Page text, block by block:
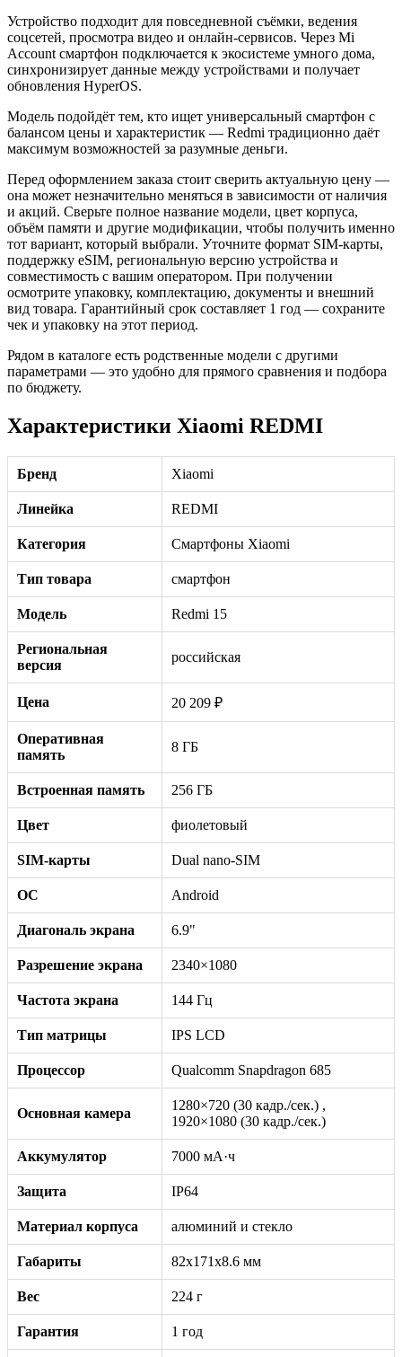
Устройство подходит для повседневной съёмки, ведения
соцсетей, просмотра видео и онлайн-сервисов. Через Mi
Account смартфон подключается к экосистеме умного дома,
синхронизирует данные между устройствами и получает
обновления HyperOS.
Модель подойдёт тем, кто ищет универсальный смартфон с
балансом цены и характеристик — Redmi традиционно даёт
максимум возможностей за разумные деньги.
Перед оформлением заказа стоит сверить актуальную цену —
она может незначительно меняться в зависимости от наличия
и акций. Сверьте полное название модели, цвет корпуса,
объём памяти и другие модификации, чтобы получить именно
тот вариант, который выбрали. Уточните формат SIM-карты,
поддержку eSIM, региональную версию устройства и
совместимость с вашим оператором. При получении
осмотрите упаковку, комплектацию, документы и внешний
вид товара. Гарантийный срок составляет 1 год — сохраните
чек и упаковку на этот период.
Рядом в каталоге есть родственные модели с другими
параметрами — это удобно для прямого сравнения и подбора
по бюджету.
Характеристики Xiaomi REDMI
Бренд Xiaomi
Линейка REDMI
Категория Смартфоны Xiaomi
Тип товара смартфон
Модель Redmi 15
Региональная
версия
российская
Цена 20 209 ₽
Оперативная
память
8 ГБ
Встроенная память 256 ГБ
Цвет фиолетовый
SIM-карты Dual nano-SIM
ОС Android
Диагональ экрана 6.9"
Разрешение экрана 2340×1080
Частота экрана 144 Гц
Тип матрицы IPS LCD
Процессор Qualcomm Snapdragon 685
Основная камера
1280×720 (30 кадр./сек.) ,
1920×1080 (30 кадр./сек.)
Аккумулятор 7000 мА·ч
Защита IP64
Материал корпуса алюминий и стекло
Габариты 82x171x8.6 мм
Вес 224 г
Гарантия 1 год